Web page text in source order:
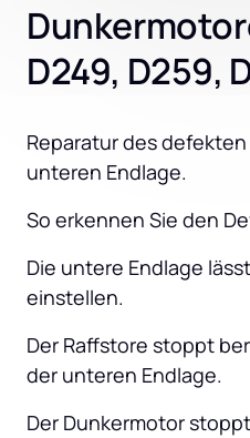
D249, D259,
Reparatur des
unteren Endlage.
So erkennen Sie den
Die untere Endlage
einstellen.
Der Raffstore stoppt
der unteren Endlage.
Der Dunkermotor